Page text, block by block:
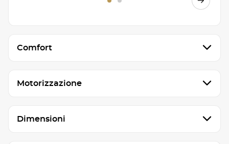
Comfort
Motorizzazione
Dimensioni